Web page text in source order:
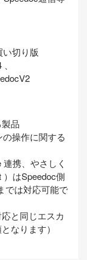
い切り版
品
操作に関する
携、やさしく
はSpeedoc側
では対応可能で
と同じエスカ
なります）